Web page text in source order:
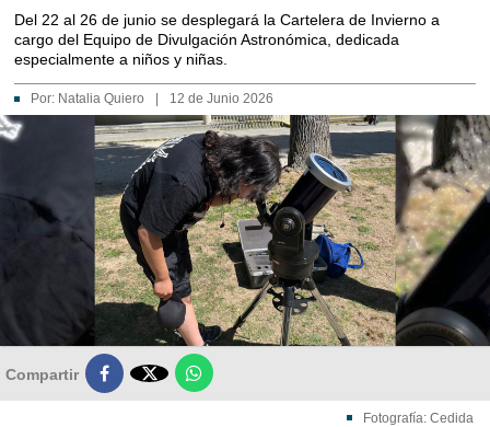
Del 22 al 26 de junio se desplegará la Cartelera de Invierno a
cargo del Equipo de Divulgación Astronómica, dedicada
especialmente a niños y niñas.
Por: Natalia Quiero 12 de Junio 2026
Compartir 
Fotografía: Cedida